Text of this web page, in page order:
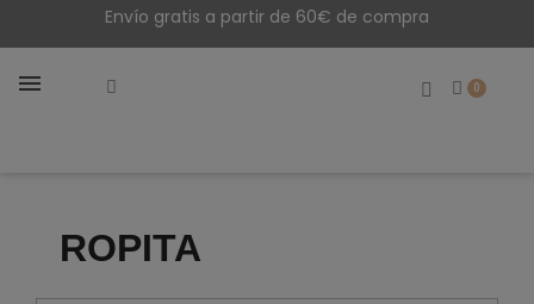
Envío gratis a partir de 60€ de compra
ROPITA